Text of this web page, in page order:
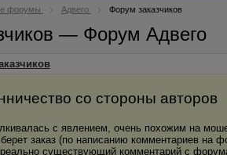
форумы Адвего Форум заказчиков
— Форум Адвего
со стороны авторов
с явлением, очень похожим на
заказ (по написанию комментариев
существующий комментарий с